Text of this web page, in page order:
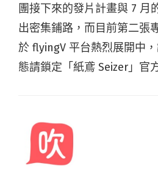
團接下來的發片計畫與 7 月
出密集鋪路，而目前第二張
於 flyingV 平台熱烈展開中
態請鎖定「紙鳶 Seizer」官